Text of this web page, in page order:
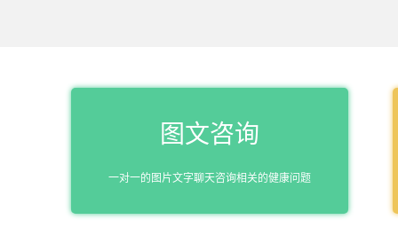
图文咨询
一对一的图片文字聊天咨询相关的健康问题